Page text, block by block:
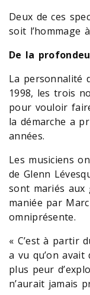
Deux de ces
soit l’hommage
De la
La personnalité
1998, les trois
pour vouloir
la démarche a
années.
Les musiciens
de Glenn
sont mariés aux
maniée par
omniprésente.
« C’est à partir
a vu qu’on avait
plus peur
n’aurait jamais